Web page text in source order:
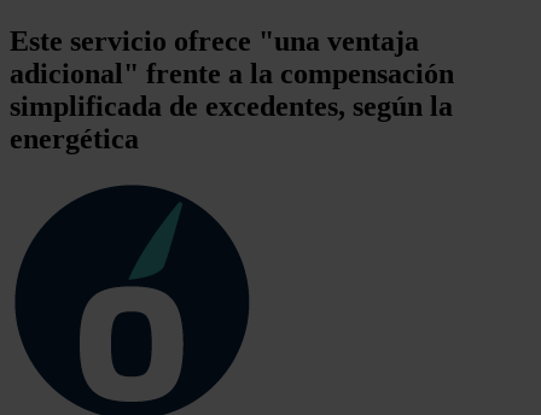
Este servicio ofrece "una ventaja
adicional" frente a la compensación
simplificada de excedentes, según la
energética